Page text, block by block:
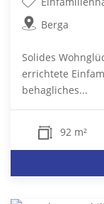
Berga
Solides
errichtete
behagliches...
92 m²